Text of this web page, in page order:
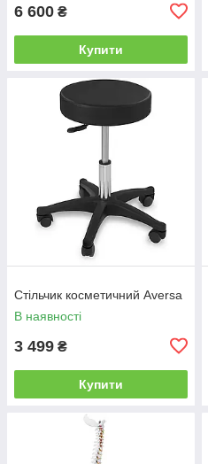
6 600 ₴
Купити
Стільчик косметичний Aversa
В наявності
3 499 ₴
Купити